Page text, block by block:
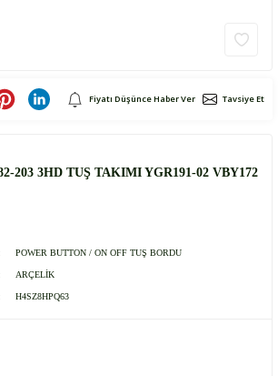
Fiyatı Düşünce Haber Ver Tavsiye Et
203 3HD TUŞ TAKIMI YGR191-02 VBY172
POWER BUTTON / ON OFF TUŞ BORDU
ARÇELİK
H4SZ8HPQ63